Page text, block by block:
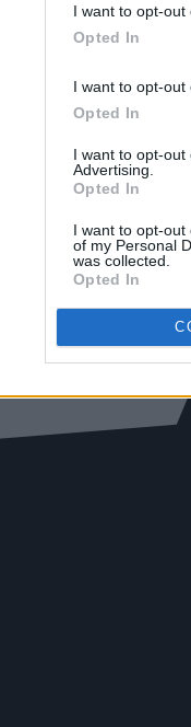
I want to opt-out
Opted In
I want to opt-out
Opted In
I want to opt-out
Advertising.
Opted In
I want to opt-out
of my Personal
was collected.
Opted In